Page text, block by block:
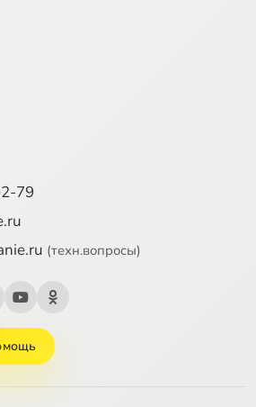
79
(техн.вопросы)